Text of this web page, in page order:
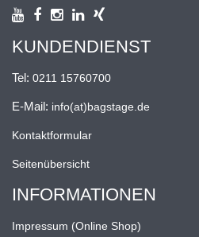
KUNDENDIENST
Tel: 0211 15760700
E-Mail: info(at)bagstage.de
Kontaktformular
Seitenübersicht
INFORMATIONEN
Impressum (Online Shop)